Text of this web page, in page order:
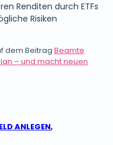
Renditen durch ETFs
Risiken
dem Beitrag Beamte
– und macht neuen
ANLEGEN,